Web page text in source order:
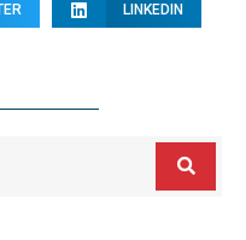
LINKEDIN